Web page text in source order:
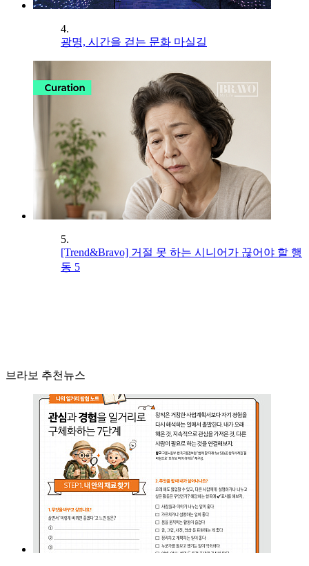
4.
광명, 시간을 걷는 문화 마실길
5.
[Trend&Bravo] 거절 못 하는 시니어가 끊어야 할 행
동 5
브라보 추천뉴스